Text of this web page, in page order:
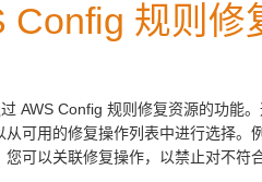
Config 规则修
AWS Config 规则修复资源的功能
可用的修复操作列表中进行选择
可以关联修复操作，以禁止对不符